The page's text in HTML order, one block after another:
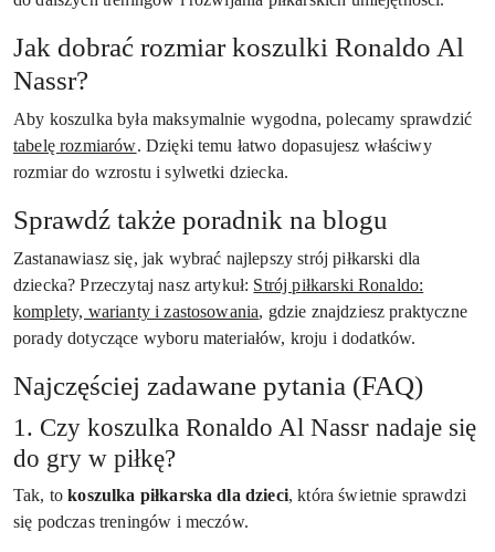
Jak dobrać rozmiar koszulki Ronaldo Al
Nassr?
Aby koszulka była maksymalnie wygodna, polecamy sprawdzić
tabelę rozmiarów. Dzięki temu łatwo dopasujesz właściwy
rozmiar do wzrostu i sylwetki dziecka.
Sprawdź także poradnik na blogu
Zastanawiasz się, jak wybrać najlepszy strój piłkarski dla
dziecka? Przeczytaj nasz artykuł: Strój piłkarski Ronaldo:
komplety, warianty i zastosowania, gdzie znajdziesz praktyczne
porady dotyczące wyboru materiałów, kroju i dodatków.
Najczęściej zadawane pytania (FAQ)
1. Czy koszulka Ronaldo Al Nassr nadaje się
do gry w piłkę?
Tak, tokoszulka piłkarska dla dzieci, która świetnie sprawdzi
się podczas treningów i meczów.